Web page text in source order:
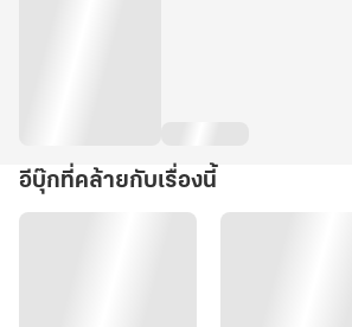
อีบุ๊กที่คล้ายกับเรื่องนี้